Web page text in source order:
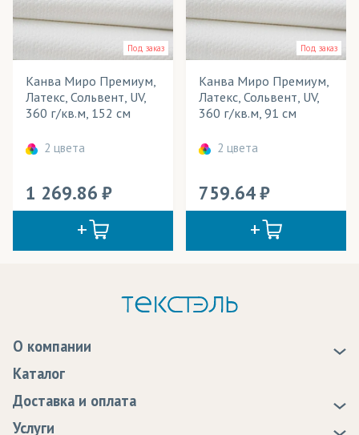
Под заказ
Канва Миро Премиум,
Латекс, Сольвент, UV,
360 г/кв.м, 152 см
2 цвета
1 269.86
Под заказ
Канва Миро Премиум,
Латекс, Сольвент, UV,
360 г/кв.м, 91 см
2 цвета
759.64
О компании
Статьи
Каталог
Доставка и оплата
Доставка
Услуги